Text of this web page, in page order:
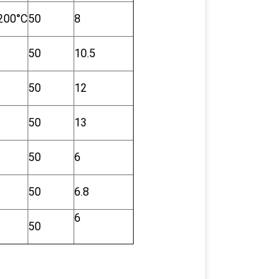
50 8
50 10.5
50 12
50 13
50 6
50 6.8
50
6